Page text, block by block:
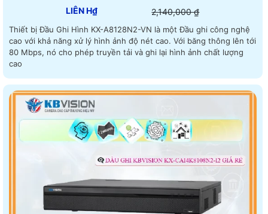
LIÊN H₫ 2,140,000 ₫
Thiết bị Đầu Ghi Hình KX-A8128N2-VN là một Đầu ghi công nghệ
cao với khả năng xử lý hình ảnh độ nét cao. Với băng thông lên tới
80 Mbps, nó cho phép truyền tải và ghi lại hình ảnh chất lượng
cao